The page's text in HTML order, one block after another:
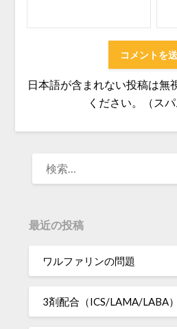
日本語が含まれない投稿は無
ください。（スパ
最近の投稿
ワルファリンの問題
3剤配合（ICS/LAMA/LABA